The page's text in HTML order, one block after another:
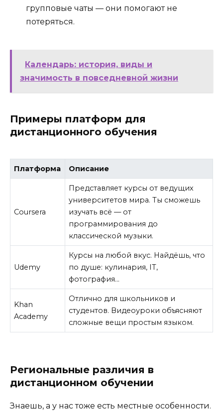
групповые чаты — они помогают не
потеряться.
Календарь: история, виды и
значимость в повседневной жизни
Примеры платформ для
дистанционного обучения
Платформа Описание
Coursera
Представляет курсы от ведущих
университетов мира. Ты сможешь
изучать всё — от
программирования до
классической музыки.
Udemy
Курсы на любой вкус. Найдёшь, что
по душе: кулинария, IT,
фотография…
Khan
Academy
Отлично для школьников и
студентов. Видеоуроки объясняют
сложные вещи простым языком.
Региональные различия в
дистанционном обучении
Знаешь, а у нас тоже есть местные особенности.